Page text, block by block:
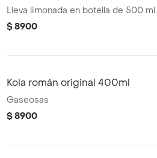
Lleva limonada en botella de 500 ml.
$ 8900
Kola román original 400ml
Gaseosas
$ 8900